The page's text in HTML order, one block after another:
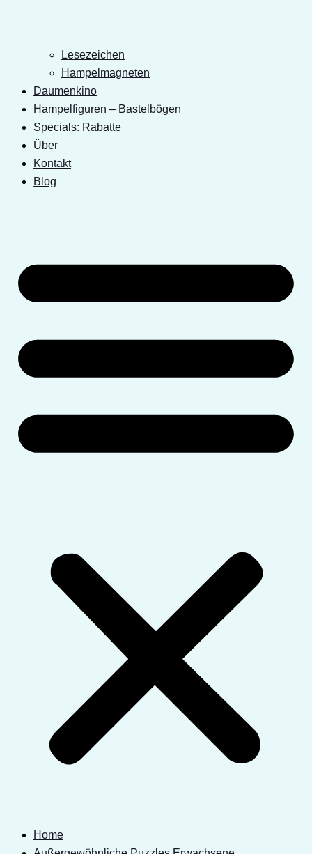
Lesezeichen
Hampelmagneten
Daumenkino
Hampelfiguren – Bastelbögen
Specials: Rabatte
Über
Kontakt
Blog
Home